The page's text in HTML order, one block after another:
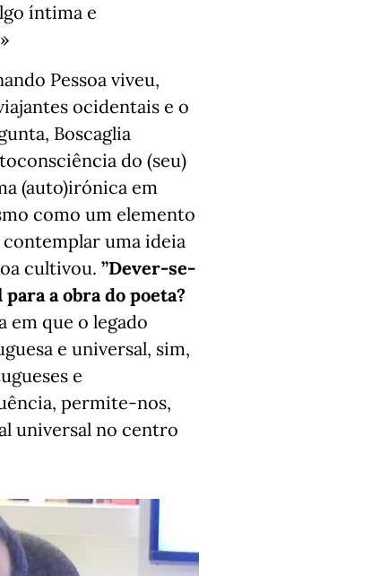
íntima e
Pessoa viveu,
ocidentais e o
Boscaglia
do (seu)
(auto)irónica em
como um elemento
uma ideia
cultivou. ”Dever-se-
a obra do poeta?
em que o legado
e universal, sim,
e
permite-nos,
universal no centro